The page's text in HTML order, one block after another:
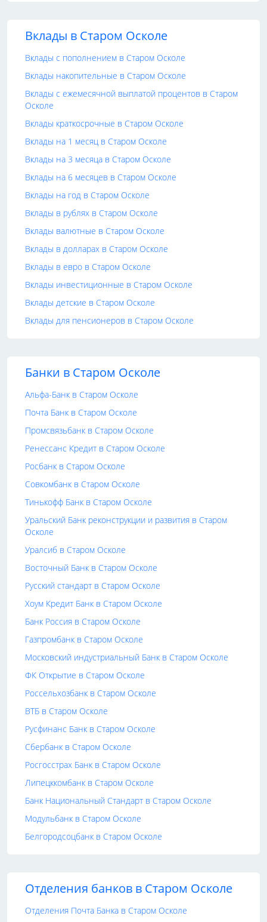
Вклады в Старом Осколе
Вклады с пополнением в Старом Осколе
Вклады накопительные в Старом Осколе
Вклады с ежемесячной выплатой процентов в Старом
Осколе
Вклады краткосрочные в Старом Осколе
Вклады на 1 месяц в Старом Осколе
Вклады на 3 месяца в Старом Осколе
Вклады на 6 месяцев в Старом Осколе
Вклады на год в Старом Осколе
Вклады в рублях в Старом Осколе
Вклады валютные в Старом Осколе
Вклады в долларах в Старом Осколе
Вклады в евро в Старом Осколе
Вклады инвестиционные в Старом Осколе
Вклады детские в Старом Осколе
Вклады для пенсионеров в Старом Осколе
Банки в Старом Осколе
Альфа-Банк в Старом Осколе
Почта Банк в Старом Осколе
Промсвязьбанк в Старом Осколе
Ренессанс Кредит в Старом Осколе
Росбанк в Старом Осколе
Совкомбанк в Старом Осколе
Тинькофф Банк в Старом Осколе
Уральский Банк реконструкции и развития в Старом
Осколе
Уралсиб в Старом Осколе
Восточный Банк в Старом Осколе
Русский стандарт в Старом Осколе
Хоум Кредит Банк в Старом Осколе
Банк Россия в Старом Осколе
Газпромбанк в Старом Осколе
Московский индустриальный Банк в Старом Осколе
ФК Открытие в Старом Осколе
Россельхозбанк в Старом Осколе
ВТБ в Старом Осколе
Русфинанс Банк в Старом Осколе
Сбербанк в Старом Осколе
Росгосстрах Банк в Старом Осколе
Липецккомбанк в Старом Осколе
Банк Национальный Стандарт в Старом Осколе
Модульбанк в Старом Осколе
Белгородсоцбанк в Старом Осколе
Отделения банков в Старом Осколе
Отделения Почта Банка в Старом Осколе